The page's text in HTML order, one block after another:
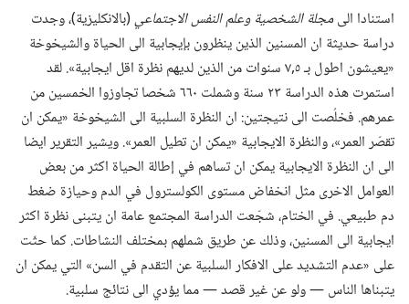
استنادا الىمجلة الشخصية وعلم النفس الاجتماعي‏(‏بالانكليزية)‏،‏ وجدت
دراسة حديثة ان المسنين الذين ينظرون بإيجابية الى الحياة والشيخوخة
«يعيشون اطول بـ‍ ٥‏,٧ سنوات من الذين لديهم نظرة اقل ايجابية».‏ لقد
استمرت هذه الدراسة ٢٣ سنة وشملت ٦٦٠ شخصا تجاوزوا الخمسين من
عمرهم.‏ فخلُصت الى نتيجتين:‏ ان النظرة السلبية الى الشيخوخة «يمكن ان
تقصّر العمر»،‏ والنظرة الايجابية «يمكن ان تطيل العمر».‏ ويشير التقرير ايضا
الى ان النظرة الايجابية يمكن ان تساهم في إطالة الحياة اكثر من بعض
العوامل الاخرى مثل انخفاض مستوى الكولسترول في الدم وحيازة ضغط
دم طبيعي.‏ في الختام،‏ شجّعت الدراسة المجتمع عامة ان يتبنى نظرة اكثر
ايجابية الى المسنين،‏ وذلك عن طريق شملهم بمختلف النشاطات.‏ كما حثّت
على «عدم التشديد على الافكار السلبية عن التقدم في السن» التي يمكن ان
يتبناها الناس —‏ ولو عن غير قصد —‏ مما يؤدي الى نتائج سلبية.‏